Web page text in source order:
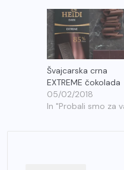
Švajcarska crna
EXTREME čokolada
05/02/2018
In "Probali smo za